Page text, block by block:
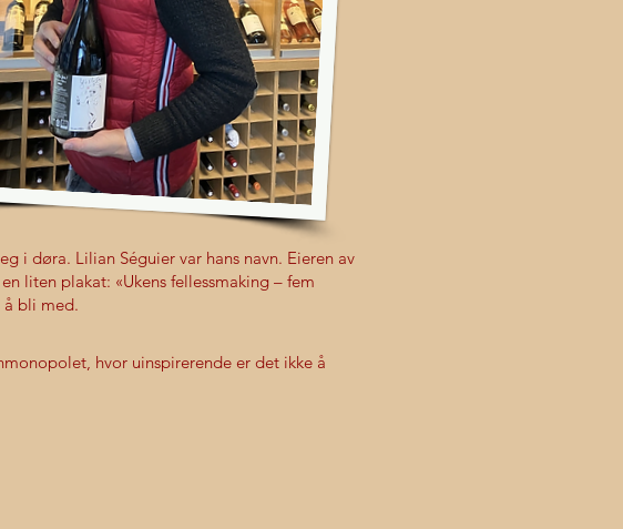
i døra. Lilian Séguier var hans navn. Eieren av
liten plakat: «Ukens fellessmaking – fem
å bli med.
hvor uinspirerende er det ikke å